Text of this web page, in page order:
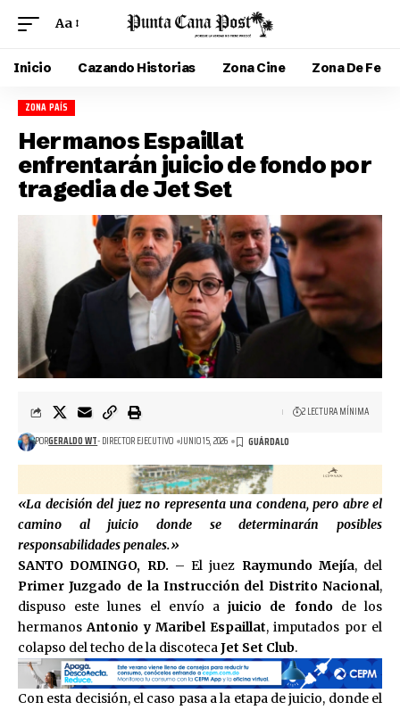
Aa
Inicio Cazando Historias Zona Cine Zona De Fe
ZONA PAÍS
Hermanos Espaillat
enfrentarán juicio de fondo por
tragedia de Jet Set
PORGERALDO WT- DIRECTOR EJECUTIVO JUNIO 15, 2026
2 LECTURA MÍNIMA
«La decisión del juez no representa una condena, pero abre el
camino al juicio donde se determinarán posibles
responsabilidades penales.»
SANTO DOMINGO, RD. – El juez Raymundo Mejía, del
Primer Juzgado de la Instrucción del Distrito Nacional,
dispuso este lunes el envío ajuicio de fondode los
hermanosAntonio y Maribel Espaillat, imputados por el
colapso del techo de la discotecaJet Set Club.
Con esta decisión, el caso pasa a la etapa de juicio, donde el